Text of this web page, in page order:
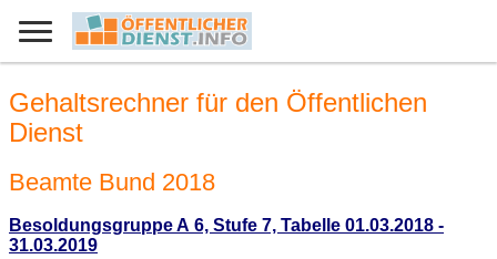
Gehaltsrechner für den Öffentlichen
Dienst
Beamte Bund 2018
Besoldungsgruppe A 6, Stufe 7, Tabelle 01.03.2018 -
31.03.2019